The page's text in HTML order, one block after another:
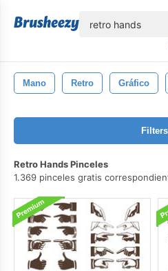
Mano Retro Gráfico
Filters
Retro Hands Pinceles
1.369 pinceles gratis